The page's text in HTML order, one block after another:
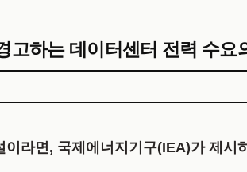
고하는 데이터센터 전력 수요
라면, 국제에너지기구(IEA)가 제시